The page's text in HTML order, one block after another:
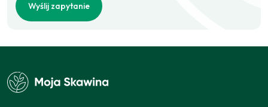
Wyślij zapytanie